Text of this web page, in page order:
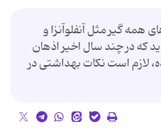
همه گیر مثل آنفلوآنزا و
كه در چند سال اخیر اذهان
لازم است نكات بهداشتی در